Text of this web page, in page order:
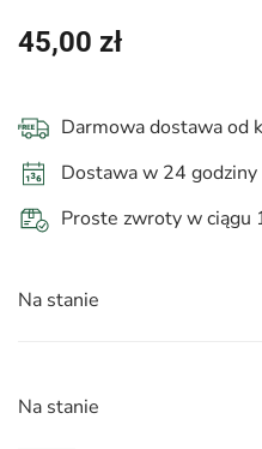
45,00 zł
Darmowa dostawa od
Dostawa w 24 godziny
Proste zwroty w ciągu
Na stanie
Na stanie